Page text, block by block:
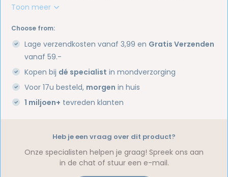
Toon meer
Choose from:
Lage verzendkosten vanaf 3,99 en Gratis Verzenden
vanaf 59.-
Kopen bij dé specialist in mondverzorging
Voor 17u besteld, morgen in huis
1 miljoen+ tevreden klanten
Heb je een vraag over dit product?
Onze specialisten helpen je graag! Spreek ons aan
in de chat of stuur een e-mail.